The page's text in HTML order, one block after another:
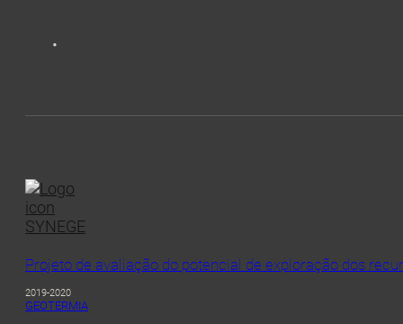
Projeto de avaliação do potencial de exploração dos
2019-2020
GEOTERMIA